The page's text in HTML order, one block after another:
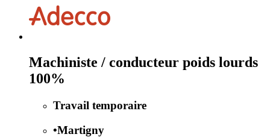
Machiniste / conducteur poids lourds
100%
Travail temporaire
•Martigny